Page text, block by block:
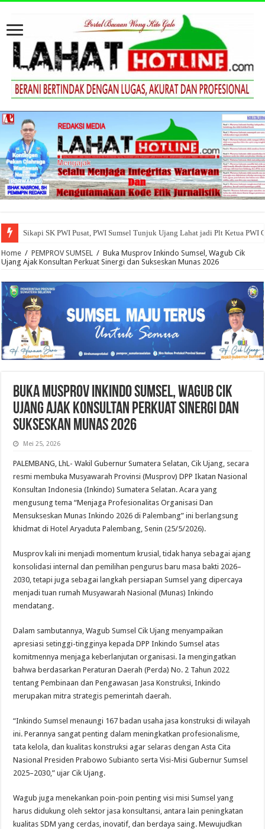
Sikapi SK PWI Pusat, PWI Sumsel Tunjuk Ujang Lahat jadi Plt Ketua PWI
Home / PEMPROV SUMSEL / Buka Musprov Inkindo Sumsel, Wagub Cik
Ujang Ajak Konsultan Perkuat Sinergi dan Sukseskan Munas 2026
Buka Musprov Inkindo Sumsel, Wagub Cik
Ujang Ajak Konsultan Perkuat Sinergi dan
Sukseskan Munas 2026
Mei 25, 2026
PALEMBANG, LhL- Wakil Gubernur Sumatera Selatan, Cik Ujang, secara
resmi membuka Musyawarah Provinsi (Musprov) DPP Ikatan Nasional
Konsultan Indonesia (Inkindo) Sumatera Selatan. Acara yang
mengusung tema “Menjaga Profesionalitas Organisasi Dan
Mensukseskan Munas Inkindo 2026 di Palembang” ini berlangsung
khidmat di Hotel Aryaduta Palembang, Senin (25/5/2026).
Musprov kali ini menjadi momentum krusial, tidak hanya sebagai ajang
konsolidasi internal dan pemilihan pengurus baru masa bakti 2026–
2030, tetapi juga sebagai langkah persiapan Sumsel yang dipercaya
menjadi tuan rumah Musyawarah Nasional (Munas) Inkindo
mendatang.
Dalam sambutannya, Wagub Sumsel Cik Ujang menyampaikan
apresiasi setinggi-tingginya kepada DPP Inkindo Sumsel atas
komitmennya menjaga keberlanjutan organisasi. Ia mengingatkan
bahwa berdasarkan Peraturan Daerah (Perda) No. 2 Tahun 2022
tentang Pembinaan dan Pengawasan Jasa Konstruksi, Inkindo
merupakan mitra strategis pemerintah daerah.
“Inkindo Sumsel menaungi 167 badan usaha jasa konstruksi di wilayah
ini. Perannya sangat penting dalam meningkatkan profesionalisme,
tata kelola, dan kualitas konstruksi agar selaras dengan Asta Cita
Nasional Presiden Prabowo Subianto serta Visi-Misi Gubernur Sumsel
2025–2030,” ujar Cik Ujang.
Wagub juga menekankan poin-poin penting visi misi Sumsel yang
harus didukung oleh sektor jasa konsultansi, antara lain peningkatan
kualitas SDM yang cerdas, inovatif, dan berdaya saing. Mewujudkan